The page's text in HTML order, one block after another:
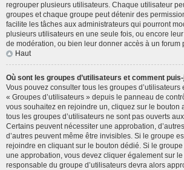
regrouper plusieurs utilisateurs. Chaque utilisateur
groupes et chaque groupe peut détenir des
facilite les tâches aux administrateurs qui pourront
plusieurs utilisateurs en une seule fois, ou encore
de modération, ou bien leur donner accès à un forum
Haut
Où sont les groupes d’utilisateurs et comment
Vous pouvez consulter tous les groupes d’utilisateurs
« Groupes d’utilisateurs » depuis le panneau de
vous souhaitez en rejoindre un, cliquez sur le bouton
tous les groupes d’utilisateurs ne sont pas ouverts
Certains peuvent nécessiter une approbation,
d’autres peuvent même être invisibles. Si le groupe
rejoindre en cliquant sur le bouton dédié. Si le
une approbation, vous devez cliquer également sur
responsable du groupe d’utilisateurs devra alors